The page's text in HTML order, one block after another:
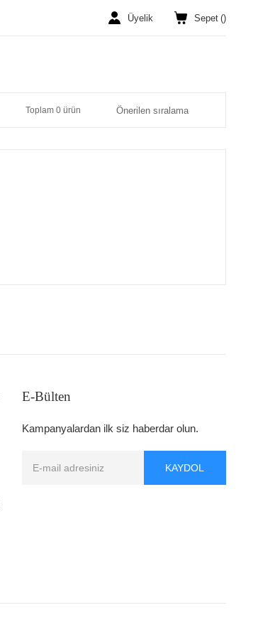
Üyelik Sepet ()
Toplam 0 ürün
E-Bülten
Kampanyalardan ilk siz haberdar olun.
KAYDOL